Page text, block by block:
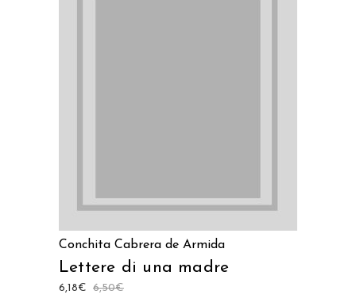
Conchita Cabrera de Armida
Lettere di una madre
6,50€
6,18€